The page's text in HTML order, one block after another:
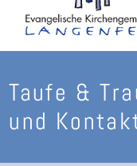
Taufe &
und